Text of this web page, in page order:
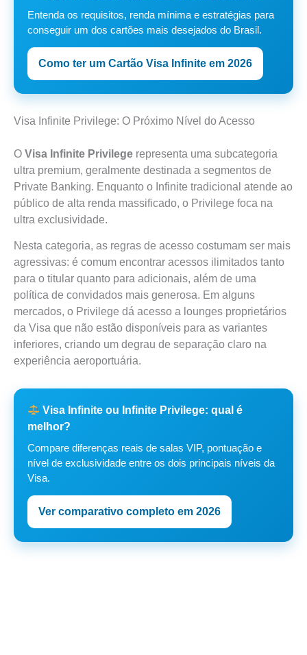
Entenda os requisitos, renda mínima e estratégias para
conseguir um dos cartões mais desejados do Brasil.
Como ter um Cartão Visa Infinite em 2026
Visa Infinite Privilege: O Próximo Nível do Acesso
O Visa Infinite Privilege representa uma subcategoria
ultra premium, geralmente destinada a segmentos de
Private Banking. Enquanto o Infinite tradicional atende ao
público de alta renda massificado, o Privilege foca na
ultra exclusividade.
Nesta categoria, as regras de acesso costumam ser mais
agressivas: é comum encontrar acessos ilimitados tanto
para o titular quanto para adicionais, além de uma
política de convidados mais generosa. Em alguns
mercados, o Privilege dá acesso a lounges proprietários
da Visa que não estão disponíveis para as variantes
inferiores, criando um degrau de separação claro na
experiência aeroportuária.
Visa Infinite ou Infinite Privilege: qual é
melhor?
Compare diferenças reais de salas VIP, pontuação e
nível de exclusividade entre os dois principais níveis da
Visa.
Ver comparativo completo em 2026